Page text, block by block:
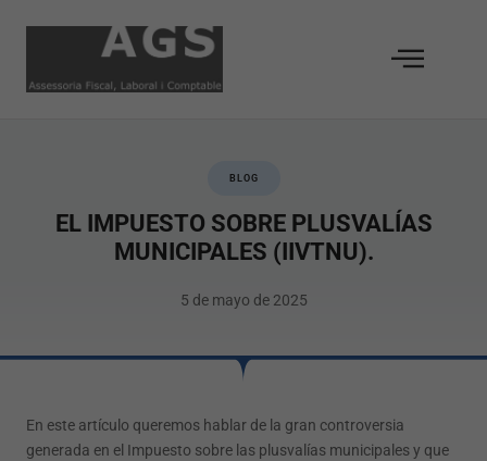
BLOG
EL IMPUESTO SOBRE PLUSVALÍAS
MUNICIPALES (IIVTNU).
5 de mayo de 2025
En este artículo queremos hablar de la gran controversia
generada en el Impuesto sobre las plusvalías municipales y que